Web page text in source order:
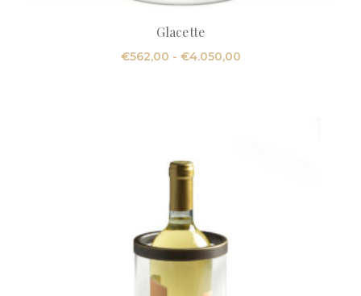
Glacette
€562,00 - €4.050,00Fascia